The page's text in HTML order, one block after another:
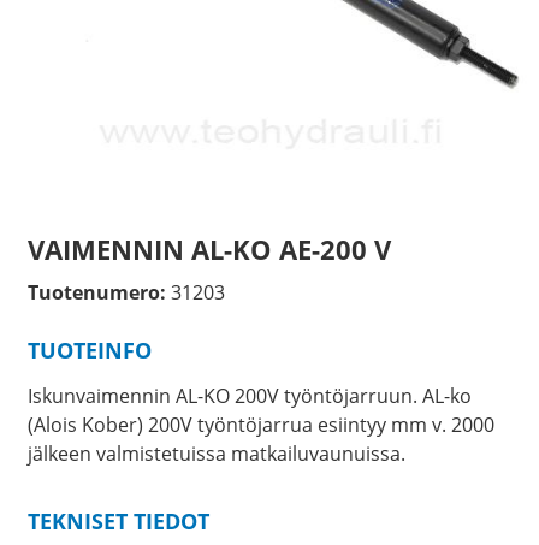
VAIMENNIN AL-KO AE-200 V
Tuotenumero: 31203
TUOTEINFO
Iskunvaimennin AL-KO 200V työntöjarruun. AL-ko
(Alois Kober) 200V työntöjarrua esiintyy mm v. 2000
jälkeen valmistetuissa matkailuvaunuissa.
TEKNISET TIEDOT